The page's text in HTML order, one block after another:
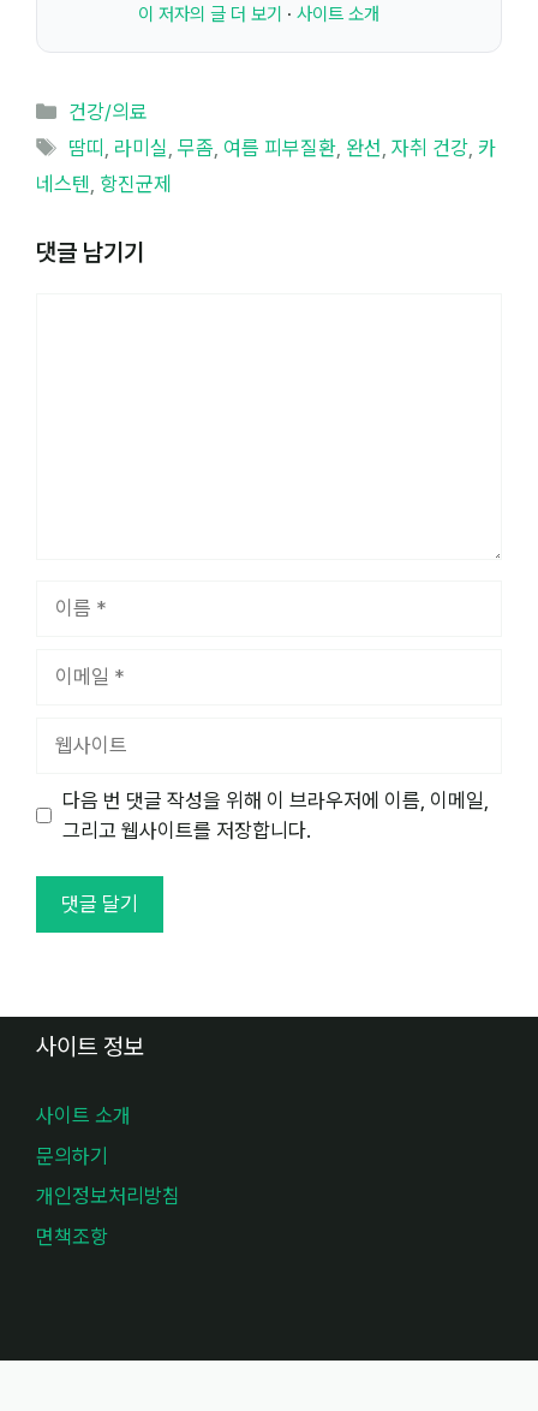
이 저자의 글 더 보기 · 사이트 소개
카
테
리
건강/의료
태
그
땀띠 라미실 ,무좀 여름 피부질환 완선 ,자취 건강 카
네스텐 항진균제
댓글 남기기
트
다음 번 댓글 작성을 위해 이 브라우저에 이름, 이메일,
그리고 웹사이트를 저장합니다.
사이트 정보
사이트 소개
문의하기
개인정보처리방침
면책조항